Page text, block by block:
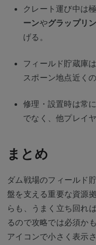
クレート運び中は
ーンやグラップリ
げる。
フィールド貯蔵庫
スポーン地点近く
修理・設置時は常
でなく、他プレイ
まとめ
ダム戦場のフィールド
盤を支える重要な資源
らも、うまく立ち回れ
るので攻略では必須か
アイコンで小さく表示